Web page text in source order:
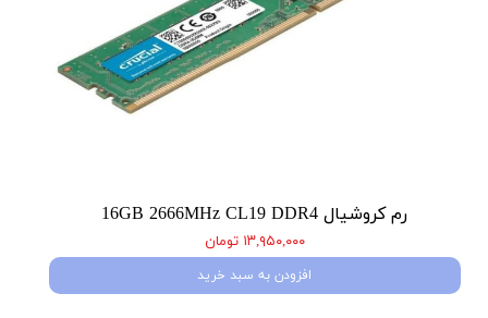
رم کروشیال 16GB 2666MHz CL19 DDR4
۱۳,۹۵۰,۰۰۰ تومان
افزودن به سبد خرید